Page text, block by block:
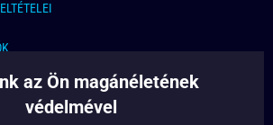
az Ön magánéletének
védelmével